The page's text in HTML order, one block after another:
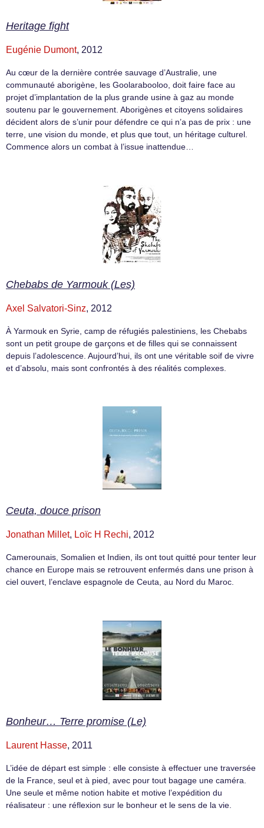
Heritage fight
Eugénie Dumont, 2012
Au cœur de la dernière contrée sauvage d’Australie, une
communauté aborigène, les Goolarabooloo, doit faire face au
projet d’implantation de la plus grande usine à gaz au monde
soutenu par le gouvernement. Aborigènes et citoyens solidaires
décident alors de s’unir pour défendre ce qui n’a pas de prix : une
terre, une vision du monde, et plus que tout, un héritage culturel.
Commence alors un combat à l’issue inattendue…
Chebabs de Yarmouk (Les)
Axel Salvatori-Sinz, 2012
À Yarmouk en Syrie, camp de réfugiés palestiniens, les Chebabs
sont un petit groupe de garçons et de filles qui se connaissent
depuis l’adolescence. Aujourd’hui, ils ont une véritable soif de vivre
et d’absolu, mais sont confrontés à des réalités complexes.
Ceuta, douce prison
Jonathan Millet, Loïc H Rechi, 2012
Camer­ounais, Soma­lien et Indien, ils ont tout quitté pour ten­ter leur
chance en Europe mais se retrou­vent enfer­més dans une prison à
ciel ouvert, l’enclave espag­nole de Ceuta, au Nord du Maroc.
Bonheur… Terre promise (Le)
Laurent Hasse, 2011
L’idée de départ est simple : elle consiste à effectuer une traversée
de la France, seul et à pied, avec pour tout bagage une caméra.
Une seule et même notion habite et motive l’expédition du
réalisateur : une réflexion sur le bonheur et le sens de la vie.